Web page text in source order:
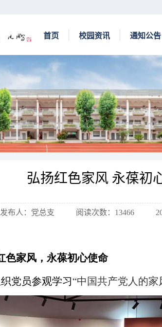
首页 校园资讯 通知公告
弘扬红色家风 永葆初
发布人：党总支 阅读次数：13466